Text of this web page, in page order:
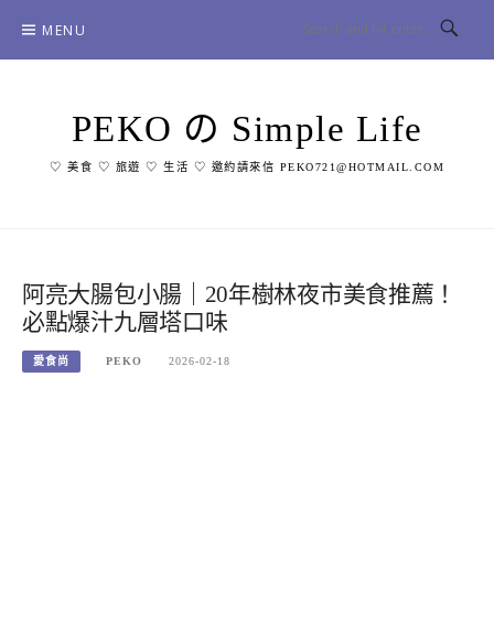
content
MENU
PEKO の Simple Life
♡ 美食 ♡ 旅遊 ♡ 生活 ♡ 邀約請來信 PEKO721@HOTMAIL.COM
阿亮大腸包小腸｜20年樹林夜市美食推薦！
必點爆汁九層塔口味
愛食尚 PEKO 2026-02-18